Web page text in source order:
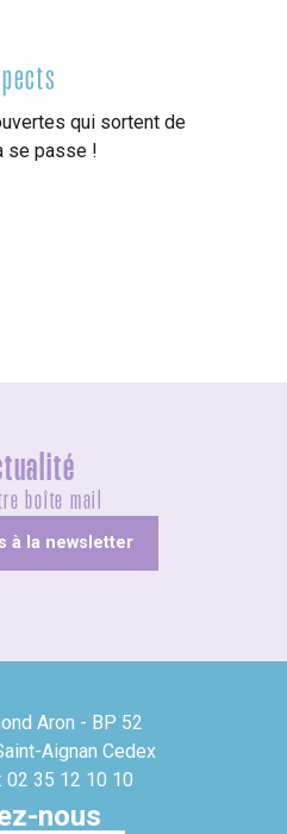
qui sortent de
se passe !
boîte mail
à la newsletter
Aron - BP 52
Aignan Cedex
02 35 12 10 10
nous